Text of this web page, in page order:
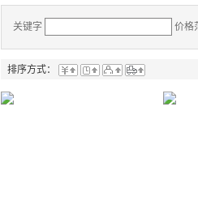
关键字 价格
排序方式：